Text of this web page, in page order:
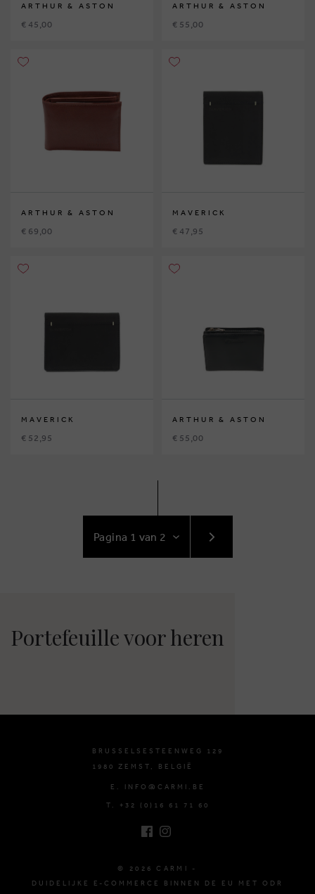
ARTHUR & ASTON
€ 45,00
ARTHUR & ASTON
€ 55,00
ARTHUR & ASTON
€ 69,00
MAVERICK
€ 47,95
MAVERICK
€ 52,95
ARTHUR & ASTON
€ 55,00
NAAR
VOLGENDE
Portefeuille voor heren
BRUSSELSESTEENWEG 129
1980 ZEMST, BELGIË
E. INFO@CARMI.BE
T. +32 (0)16 61 71 60
© 2026 CARMI -
DUIDELIJKE E-COMMERCE BINNEN DE EU MET ODR